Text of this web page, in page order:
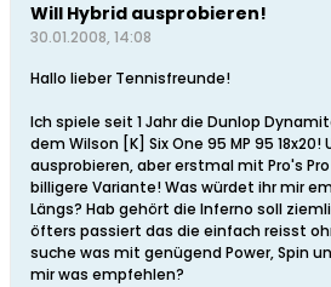
Will Hybrid ausprobieren!
30.01.2008, 14:08
Hallo lieber Tennisfreunde!
Ich spiele seit 1 Jahr die Dunlop
dem Wilson [K] Six One 95 MP 95 18x20!
ausprobieren, aber erstmal mit Pro's
billigere Variante! Was würdet ihr mir
Längs? Hab gehört die Inferno soll
öfters passiert das die einfach reisst
suche was mit genügend Power, Spin
mir was empfehlen?